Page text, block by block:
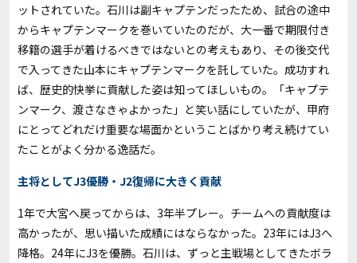
ットされていた。石川は副キャプテンだったため、試合の途中
からキャプテンマークを巻いていたのだが、大一番で期限付き
移籍の選手が着けるべきではないとの考えもあり、その後交代
で入ってきた山本にキャプテンマークを託していた。成功すれ
ば、歴史的快挙に貢献した姿は知ってほしいもの。「キャプテ
ンマーク、渡さなきゃよかった」と笑い話にしていたが、甲府
にとってどれだけ重要な場面かということばかり考え続けてい
たことがよく分かる逸話だ。
主将としてJ3優勝・J2復帰に大きく貢献
1年で大宮へ戻ってからは、3年半プレー。チームへの貢献度は
高かったが、思い描いた成績にはならなかった。23年にはJ3へ
降格。24年にJ3を優勝。石川は、ずっと主戦場としてきたボラ